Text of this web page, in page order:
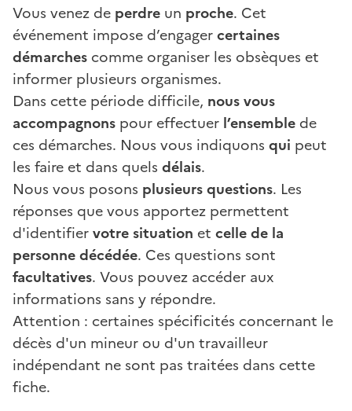
Vous venez de perdre un proche. Cet
événement impose d’engagercertaines
démarches comme organiser les obsèques et
informer plusieurs organismes.
Dans cette période difficile, nous vous
accompagnons pour effectuer l’ensemble de
ces démarches. Nous vous indiquons qui peut
les faire et dans quels délais.
Nous vous posons plusieurs questions. Les
réponses que vous apportez permettent
d'identifiervotre situation et celle de la
personne décédée. Ces questions sont
facultatives. Vous pouvez accéder aux
informations sans y répondre.
Attention : certaines spécificités concernant le
décès d'un mineur ou d'un travailleur
indépendant ne sont pas traitées dans cette
fiche.